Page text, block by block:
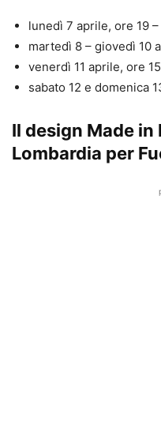
lunedì 7 aprile, ore 19 –
martedì 8 – giovedì 10
venerdì 11 aprile, ore
sabato 12 e domenica
Il design Made
Lombardia per